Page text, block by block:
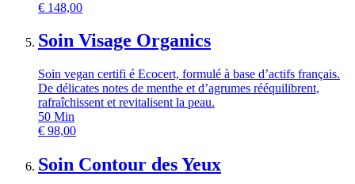
€ 148,00
Soin Visage Organics
Soin vegan certifi é Ecocert, formulé à base d’actifs français.
De délicates notes de menthe et d’agrumes rééquilibrent,
rafraîchissent et revitalisent la peau.
50 Min
€ 98,00
Soin Contour des Yeux